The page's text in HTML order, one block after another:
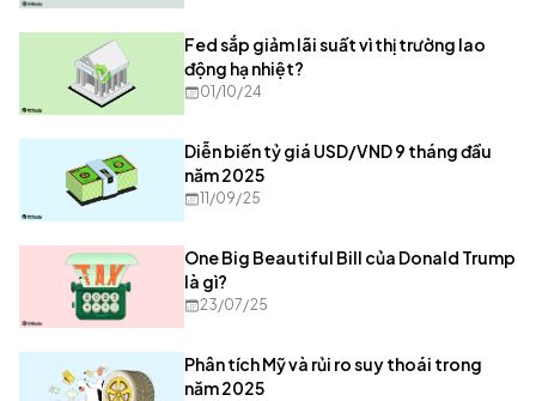
Fed sắp giảm lãi suất vì thị trường lao
động hạ nhiệt?
01/10/24
Diễn biến tỷ giá USD/VND 9 tháng đầu
năm 2025
11/09/25
One Big Beautiful Bill của Donald Trump
là gì?
23/07/25
Phân tích Mỹ và rủi ro suy thoái trong
năm 2025